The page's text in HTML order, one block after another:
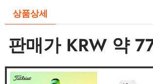
상품상세
판매가 KRW 약